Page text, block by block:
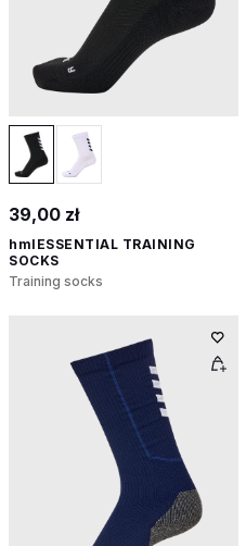
39,00 zł
hmlESSENTIAL TRAINING
SOCKS
Training socks